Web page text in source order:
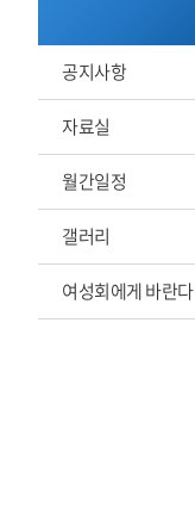
공지사항
자료실
월간일정
갤러리
여성회에게 바란다